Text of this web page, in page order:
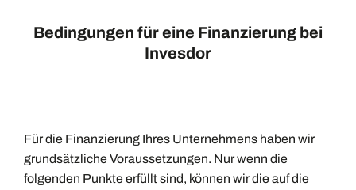
Bedingungen für eine Finanzierung bei
Invesdor
Für die Finanzierung Ihres Unternehmens haben wir
grundsätzliche Voraussetzungen. Nur wenn die
folgenden Punkte erfüllt sind, können wir die auf die